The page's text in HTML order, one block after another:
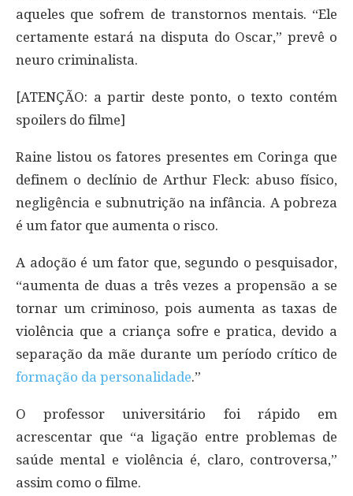
aqueles que sofrem de transtornos mentais. “Ele
certamente estará na disputa do Oscar,” prevê o
neuro criminalista.
[ATENÇÃO: a partir deste ponto, o texto contém
spoilers do filme]
Raine listou os fatores presentes em Coringa que
definem o declínio de Arthur Fleck: abuso físico,
negligência e subnutrição na infância. A pobreza
é um fator que aumenta o risco.
A adoção é um fator que, segundo o pesquisador,
“aumenta de duas a três vezes a propensão a se
tornar um criminoso, pois aumenta as taxas de
violência que a criança sofre e pratica, devido a
separação da mãe durante um período crítico de
formação da personalidade.”
O professor universitário foi rápido em
acrescentar que “a ligação entre problemas de
saúde mental e violência é, claro, controversa,”
assim como o filme.